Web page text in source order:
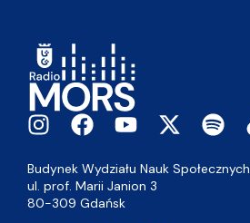
Budynek Wydziału Nauk Społecznych
ul. prof. Marii Janion 3
80-309 Gdańsk